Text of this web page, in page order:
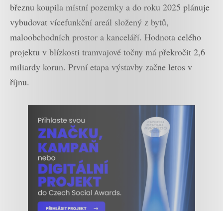
březnu koupila místní pozemky a do roku 2025 plánuje
vybudovat vícefunkční areál složený z bytů,
maloobchodních prostor a kanceláří. Hodnota celého
projektu v blízkosti tramvajové točny má překročit 2,6
miliardy korun. První etapa výstavby začne letos v
říjnu.